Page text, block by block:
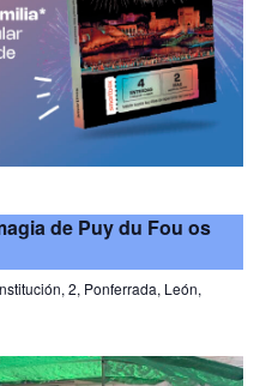
de Puy du Fou os
2, Ponferrada, León,